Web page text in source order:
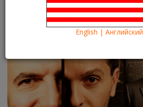
08.11.2021 Kartina TV Brooklyn
Что посмотреть? What to see?
English | Английский